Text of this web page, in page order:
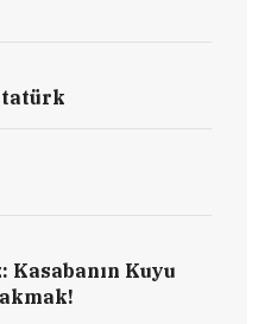
Kasabanın Kuyu